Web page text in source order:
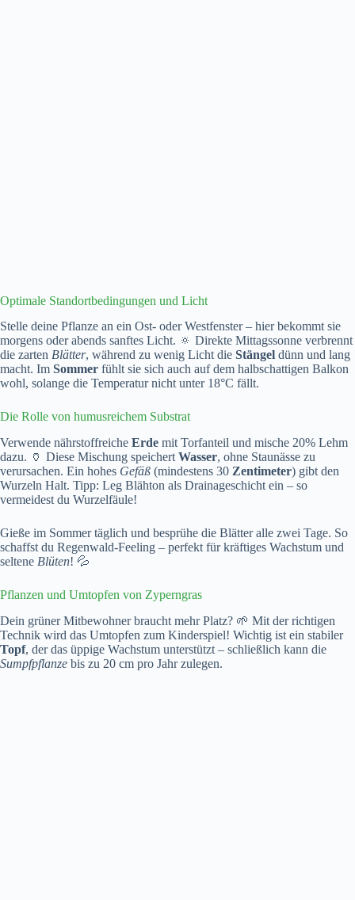
Optimale Standortbedingungen und Licht
Stelle deine Pflanze an ein Ost- oder Westfenster – hier bekommt sie
morgens oder abends sanftes Licht. 🔅 Direkte Mittagssonne verbrennt
die zarten Blätter, während zu wenig Licht die Stängel dünn und lang
macht. Im Sommer fühlt sie sich auch auf dem halbschattigen Balkon
wohl, solange die Temperatur nicht unter 18°C fällt.
Die Rolle von humusreichem Substrat
Verwende nährstoffreiche Erde mit Torfanteil und mische 20% Lehm
dazu. 🏺 Diese Mischung speichert Wasser, ohne Staunässe zu
verursachen. Ein hohes Gefäß (mindestens 30 Zentimeter) gibt den
Wurzeln Halt. Tipp: Leg Blähton als Drainageschicht ein – so
vermeidest du Wurzelfäule!
Gieße im Sommer täglich und besprühe die Blätter alle zwei Tage. So
schaffst du Regenwald-Feeling – perfekt für kräftiges Wachstum und
seltene Blüten! 💦
Pflanzen und Umtopfen von Zyperngras
Dein grüner Mitbewohner braucht mehr Platz? 🌱 Mit der richtigen
Technik wird das Umtopfen zum Kinderspiel! Wichtig ist ein stabiler
Topf, der das üppige Wachstum unterstützt – schließlich kann die
Sumpfpflanze bis zu 20 cm pro Jahr zulegen.